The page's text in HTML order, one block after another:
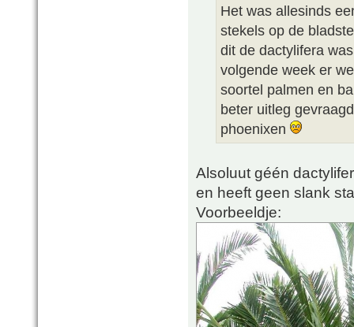
Het was allesinds
stekels op de
dit de dactylifera
volgende week er
soortel palmen en
beter uitleg
phoenixen
Alsoluut géén
en heeft geen slank
Voorbeeldje: